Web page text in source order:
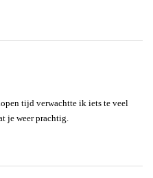
tijd verwachtte ik iets te veel
je weer prachtig.